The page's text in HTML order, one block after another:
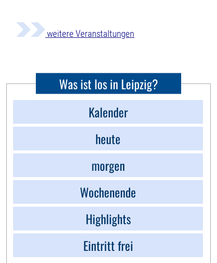
weitere Veranstaltungen
Was ist los in Leipzig?
Kalender
heute
morgen
Wochenende
Highlights
Eintritt frei